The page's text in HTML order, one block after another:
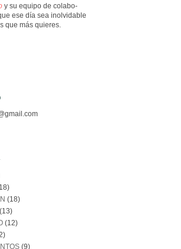
y su equipo de colabo-
ese día sea inolvidable
que más quieres.
(18)
(13)
(12)
(9)